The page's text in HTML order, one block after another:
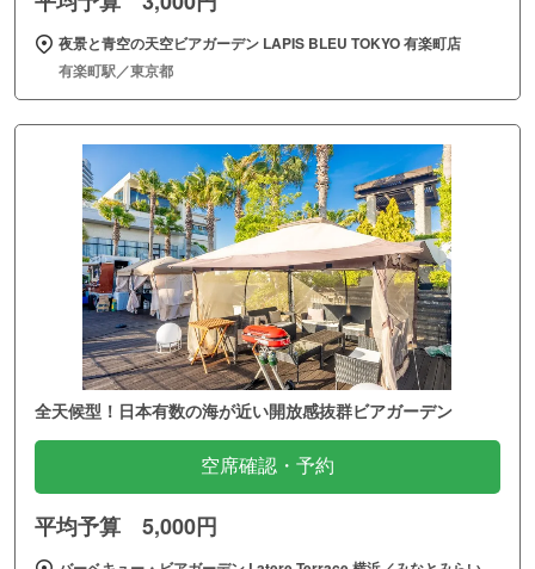
夜景と青空の天空ビアガーデン LAPIS BLEU TOKYO 有楽町店
有楽町駅／東京都
全天候型！日本有数の海が近い開放感抜群ビアガーデン
空席確認・予約
平均予算 5,000円